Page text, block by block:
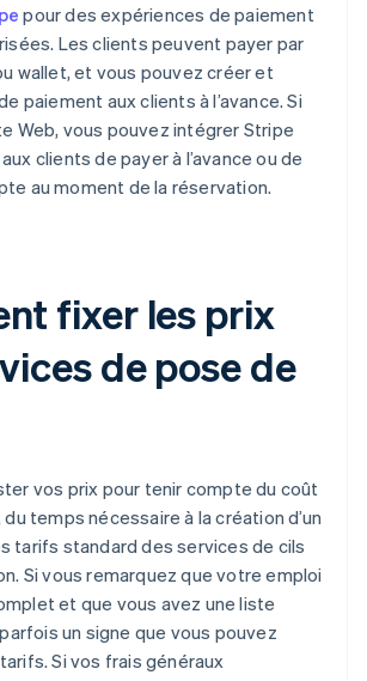
pour des expériences de paiement
Les clients peuvent payer par
wallet, et vous pouvez créer et
paiement aux clients à l’avance. Si
Web, vous pouvez intégrer Stripe
clients de payer à l’avance ou de
au moment de la réservation.
fixer les prix
de pose de
vos prix pour tenir compte du coût
temps nécessaire à la création d’un
tarifs standard des services de cils
Si vous remarquez que votre emploi
et que vous avez une liste
un signe que vous pouvez
Si vos frais généraux